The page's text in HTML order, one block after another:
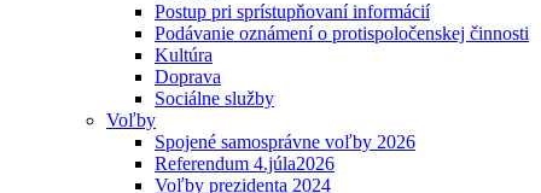
Postup pri sprístupňovaní informácií
Podávanie oznámení o protispoločenskej činnosti
Kultúra
Doprava
Sociálne služby
Voľby
Spojené samosprávne voľby 2026
Referendum 4.júla2026
Voľby prezidenta 2024